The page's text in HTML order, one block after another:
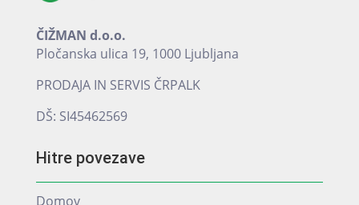
ČIŽMAN d.o.o.
Pločanska ulica 19, 1000 Ljubljana
PRODAJA IN SERVIS ČRPALK
DŠ: SI45462569
Hitre povezave
Domov